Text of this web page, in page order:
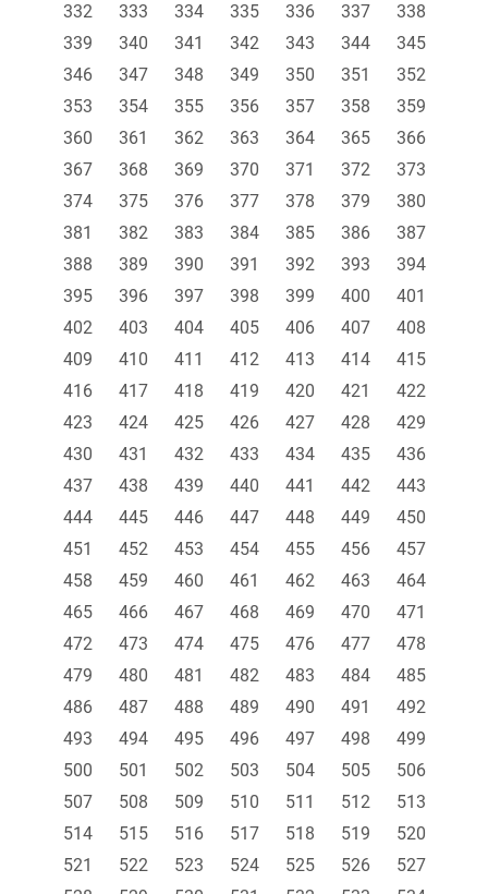
332
333 334 335 336 337
338
339
340 341 342 343 344
345
346
347 348 349 350 351
352
353
354 355 356 357 358
359
360
361 362 363 364 365
366
367
368 369 370 371 372
373
374
375 376 377 378 379
380
381
382 383 384 385 386
387
388
389 390 391 392 393
394
395
396 397 398 399 400
401
402
403 404 405 406 407
408
409
410 411 412 413 414
415
416
417 418 419 420 421
422
423
424 425 426 427 428
429
430
431 432 433 434 435
436
437
438 439 440 441 442
443
444
445 446 447 448 449
450
451
452 453 454 455 456
457
458
459 460 461 462 463
464
465
466 467 468 469 470
471
472
473 474 475 476 477
478
479
480 481 482 483 484
485
486
487 488 489 490 491
492
493
494 495 496 497 498
499
500
501 502 503 504 505
506
507
508 509 510 511 512
513
514
515 516 517 518 519
520
521
522 523 524 525 526
527